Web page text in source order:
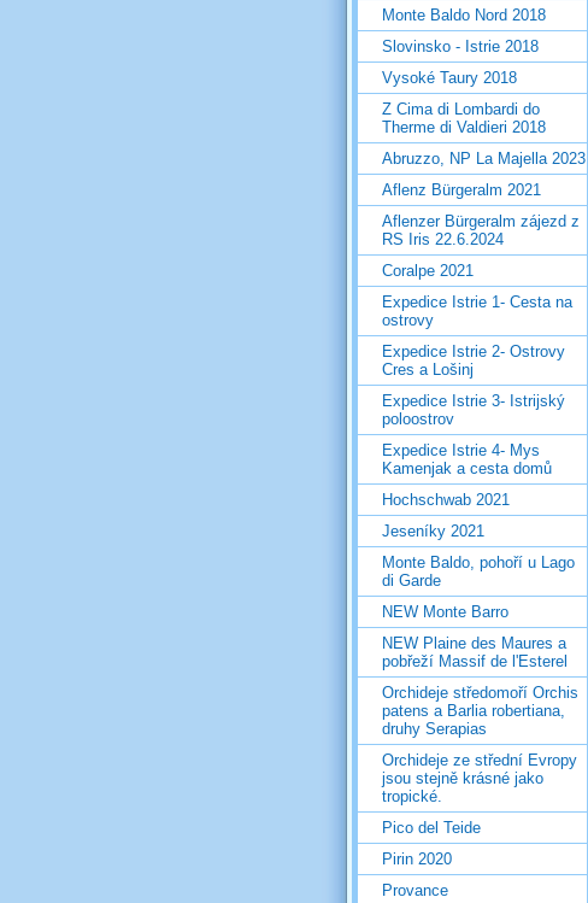
Monte Baldo Nord 2018
Slovinsko - Istrie 2018
Vysoké Taury 2018
Z Cima di Lombardi do
Therme di Valdieri 2018
Abruzzo, NP La Majella 2023
Aflenz Bürgeralm 2021
Aflenzer Bürgeralm zájezd z
RS Iris 22.6.2024
Coralpe 2021
Expedice Istrie 1- Cesta na
ostrovy
Expedice Istrie 2- Ostrovy
Cres a Lošinj
Expedice Istrie 3- Istrijský
poloostrov
Expedice Istrie 4- Mys
Kamenjak a cesta domů
Hochschwab 2021
Jeseníky 2021
Monte Baldo, pohoří u Lago
di Garde
NEW Monte Barro
NEW Plaine des Maures a
pobřeží Massif de l'Esterel
Orchideje středomoří Orchis
patens a Barlia robertiana,
druhy Serapias
Orchideje ze střední Evropy
jsou stejně krásné jako
tropické.
Pico del Teide
Pirin 2020
Provance